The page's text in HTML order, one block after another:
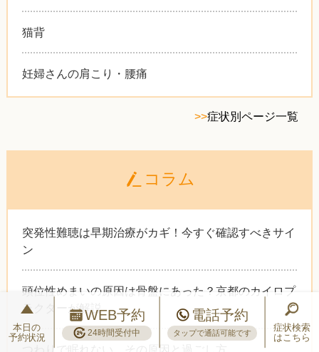
猫背
妊婦さんの肩こり・腰痛
>>症状別ページ一覧
コラム
突発性難聴は早期治療がカギ！今すぐ確認すべきサイ
ン
頭位性めまいの原因は骨盤にあった？京都のカイロプ
ラクターが解説
つわりで眠れない…その原因と過ごし方
本日の
予約状況
WEB予約
24時間受付中
電話予約
タップで通話可能です
症状検索
はこちら